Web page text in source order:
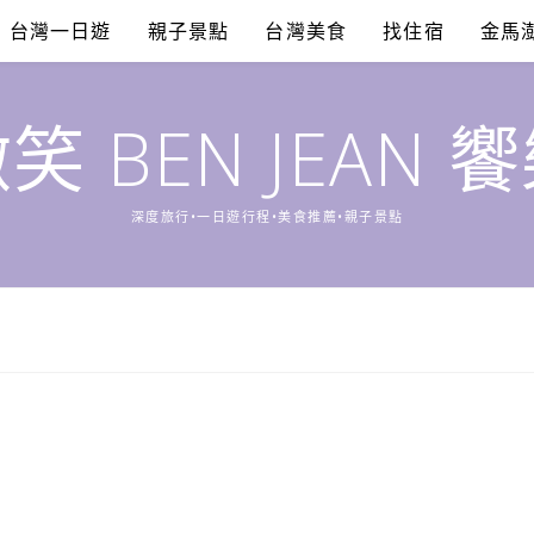
台灣一日遊 親子景點 台灣美食 找住宿 金馬
BEN JEAN
深度旅行•一日遊行程•美食推薦•親子景點